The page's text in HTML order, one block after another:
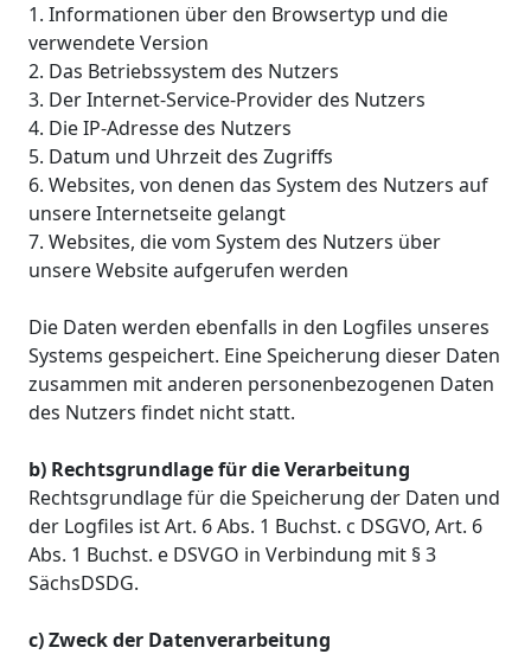
1. Informationen über den Browsertyp und die
verwendete Version
2. Das Betriebssystem des Nutzers
3. Der Internet-Service-Provider des Nutzers
4. Die IP-Adresse des Nutzers
5. Datum und Uhrzeit des Zugriffs
6. Websites, von denen das System des Nutzers auf
unsere Internetseite gelangt
7. Websites, die vom System des Nutzers über
unsere Website aufgerufen werden
Die Daten werden ebenfalls in den Logfiles unseres
Systems gespeichert. Eine Speicherung dieser Daten
zusammen mit anderen personenbezogenen Daten
des Nutzers findet nicht statt.
b) Rechtsgrundlage für die Verarbeitung
Rechtsgrundlage für die Speicherung der Daten und
der Logfiles ist Art. 6 Abs. 1 Buchst. c DSGVO, Art. 6
Abs. 1 Buchst. e DSVGO in Verbindung mit § 3
SächsDSDG.
c) Zweck der Datenverarbeitung